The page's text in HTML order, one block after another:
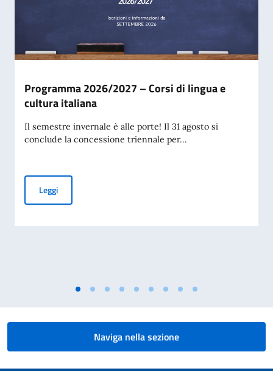
Programma 2026/2027 – Corsi di lingua e
cultura italiana
Il semestre invernale è alle porte! Il 31 agosto si
conclude la concessione triennale per...
LeggiProgramma 2026/2027 – Corsi di lingua e cultura italiana
Naviga nella sezione